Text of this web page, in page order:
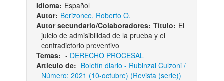
Idioma: Español
Autor: Berizonce, Roberto O.
Autor secundario/Colaboradores: Título: El
juicio de admisibilidad de la prueba y el
contradictorio preventivo
Temas: - DERECHO PROCESAL
Articulo de: Boletí­n diario - Rubinzal Culzoni /
Número: 2021 (10-octubre) (Revista (serie))